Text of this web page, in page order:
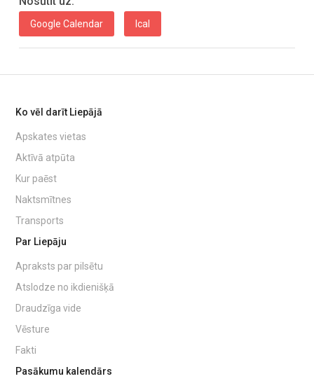
Google Calendar Ical
Ko vēl darīt Liepājā
Apskates vietas
Aktīvā atpūta
Kur paēst
Naktsmītnes
Transports
Par Liepāju
Apraksts par pilsētu
Atslodze no ikdienišķā
Draudzīga vide
Vēsture
Fakti
Pasākumu kalendārs